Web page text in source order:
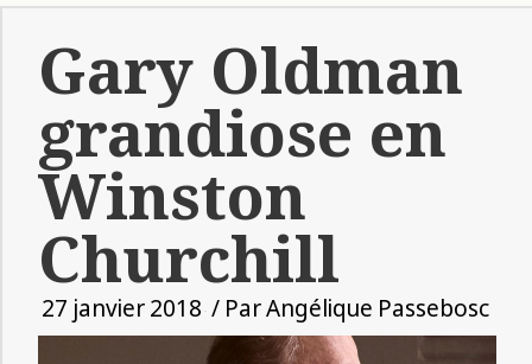
Gary Oldman
grandiose en
Winston
Churchill
27 janvier 2018 / ParAngélique Passebosc